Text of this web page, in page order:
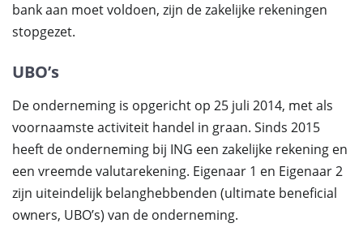
bank aan moet voldoen, zijn de zakelijke rekeningen
stopgezet.
UBO’s
De onderneming is opgericht op 25 juli 2014, met als
voornaamste activiteit handel in graan. Sinds 2015
heeft de onderneming bij ING een zakelijke rekening en
een vreemde valutarekening. Eigenaar 1 en Eigenaar 2
zijn uiteindelijk belanghebbenden (ultimate beneficial
owners, UBO’s) van de onderneming.